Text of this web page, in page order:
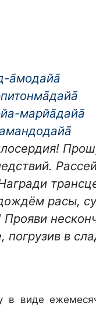
а̄модайа̄
марйа̄дайа̄
расы,
в
виде